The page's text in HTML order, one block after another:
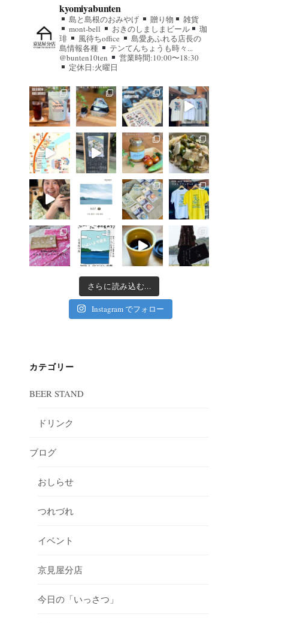
kyomiyabunten
島と島根のおみやげ 贈り物
雑貨
mont-bell
おきのしましまビール
珈
琲
風待ちoffice
島愛あふれる店長の
島情報各種
テンてんちょうも時々...
@bunten10ten
営業時間:10:00〜18:30
定休日:火曜日
さらに読み込む...
Instagram でフォロー
カテゴリー
BEER STAND
ドリンク
ブログ
おしらせ
つれづれ
イベント
京見屋分店
今日の「いっさつ」